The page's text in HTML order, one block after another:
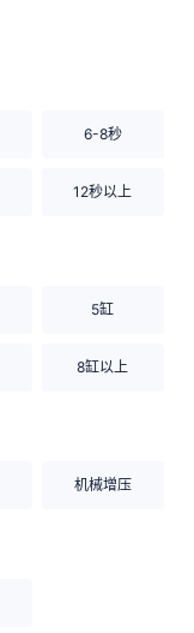
6-8秒
12秒以上
5缸
8缸以上
机械增压